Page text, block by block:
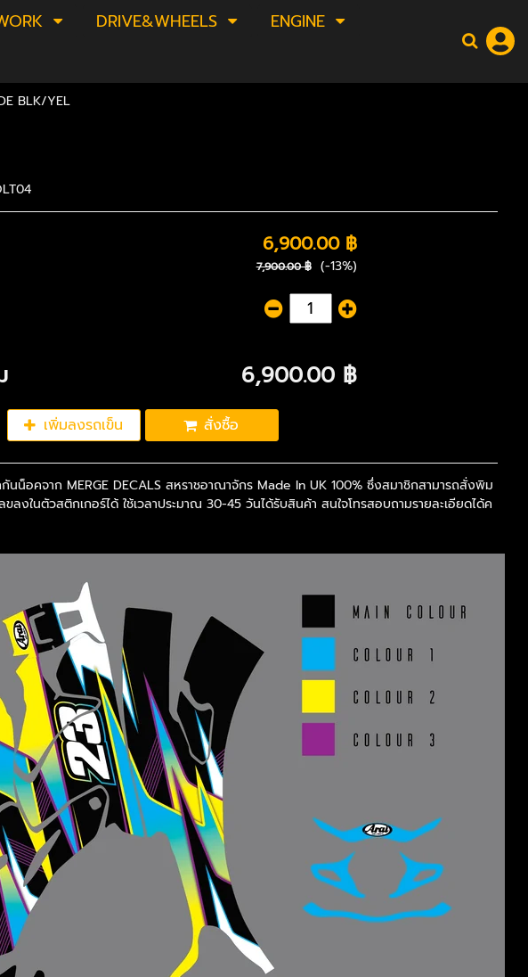
DRIVE&WHEELS
ENGINE
BLK/YEL
6,900.00 ฿
7,900.00 ฿ (-13%)
6,900.00 ฿
เพิ่มลงรถเข็น สั่งซื้อ
นน็อคจาก MERGE DECALS สหราชอาณาจักร Made In UK 100% ซึ่งสมาชิกสามารถสั่งพิม
ลงในตัวสติกเกอร์ได้ ใช้เวลาประมาณ 30-45 วันได้รับสินค้า สนใจโทรสอบถามรายละเอียดได้ค